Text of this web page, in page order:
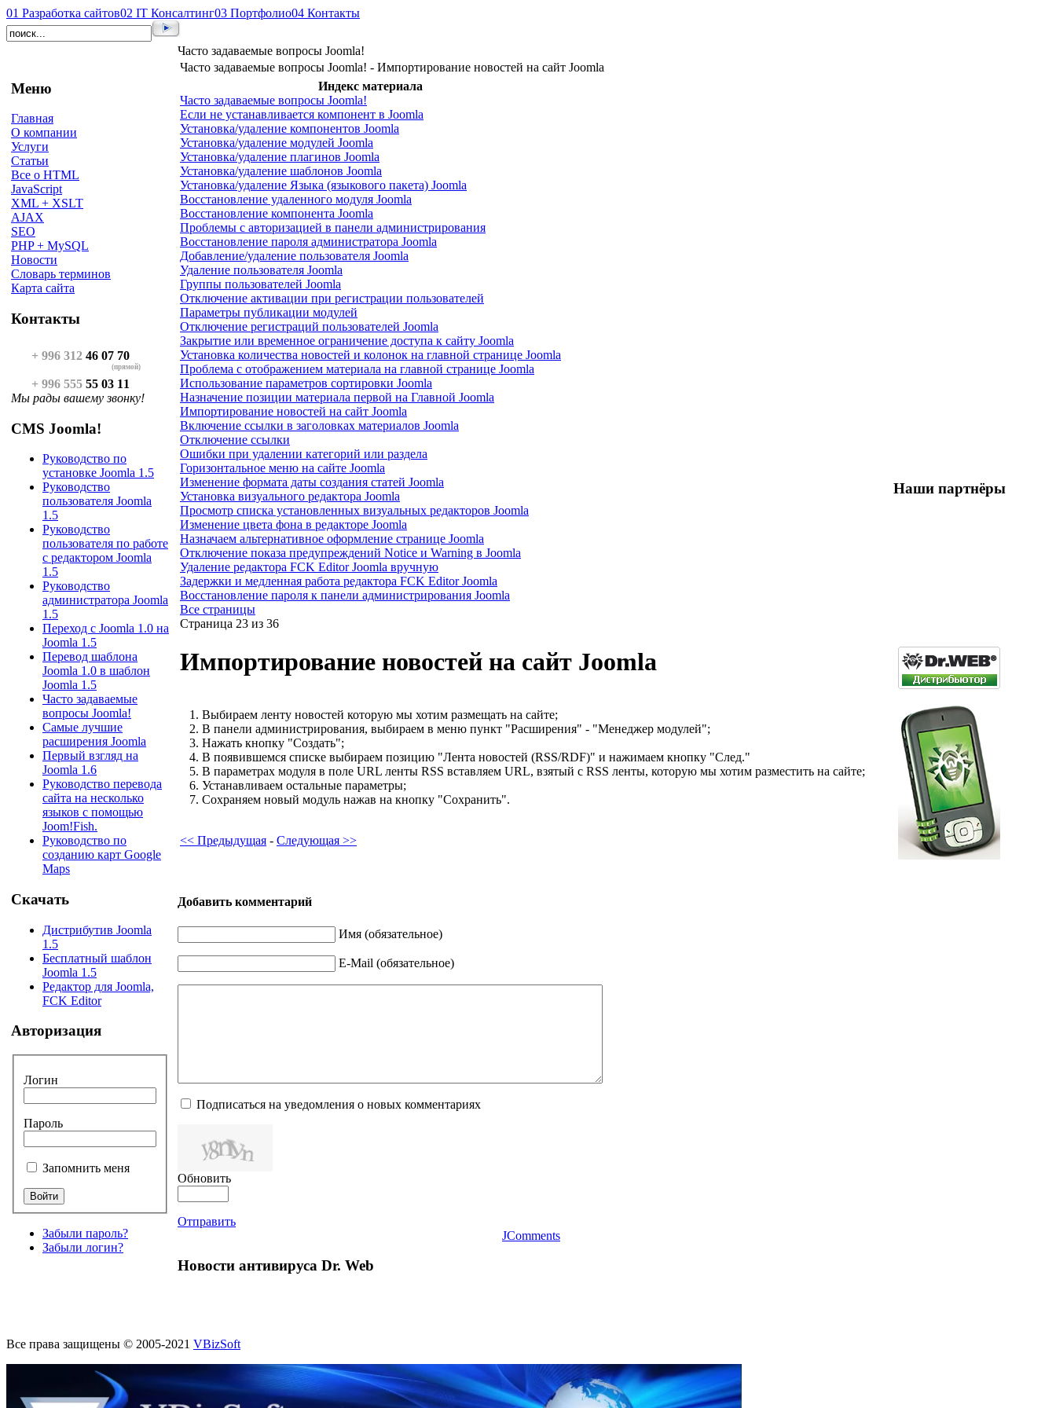
01 Разработка сайтов02 IT Консалтинг03 Портфолио04 Контакты
Меню
Главная
О компании
Услуги
Статьи
Все о HTML
JavaScript
XML + XSLT
AJAX
SEO
PHP + MySQL
Новости
Словарь терминов
Карта сайта
Контакты
+ 996 312 46 07 70
(прямой)
+ 996 555 55 03 11
Мы рады вашему звонку!
CMS Joomla!
Руководство по
установке Joomla 1.5
Руководство
пользователя Joomla
1.5
Руководство
пользователя по работе
с редактором Joomla
1.5
Руководство
администратора Joomla
1.5
Переход с Joomla 1.0 на
Joomla 1.5
Перевод шаблона
Joomla 1.0 в шаблон
Joomla 1.5
Часто задаваемые
вопросы Joomla!
Самые лучшие
расширения Joomla
Первый взгляд на
Joomla 1.6
Руководство перевода
сайта на несколько
языков с помощью
Joom!Fish.
Руководство по
созданию карт Google
Maps
Скачать
Дистрибутив Joomla
1.5
Бесплатный шаблон
Joomla 1.5
Редактор для Joomla,
FCK Editor
Авторизация
Логин
Пароль
Запомнить меня
Забыли пароль?
Забыли логин?
Часто задаваемые вопросы Joomla!
Часто задаваемые вопросы Joomla! - Импортирование новостей на сайт Joomla
Индекс материала
Часто задаваемые вопросы Joomla!
Если не устанавливается компонент в Joomla
Установка/удаление компонентов Joomla
Установка/удаление модулей Joomla
Установка/удаление плагинов Joomla
Установка/удаление шаблонов Joomla
Установка/удаление Языка (языкового пакета) Joomla
Восстановление удаленного модуля Joomla
Восстановление компонента Joomla
Проблемы с авторизацией в панели администрирования
Восстановление пароля администратора Joomla
Добавление/удаление пользователя Joomla
Удаление пользователя Joomla
Группы пользователей Joomla
Отключение активации при регистрации пользователей
Параметры публикации модулей
Отключение регистраций пользователей Joomla
Закрытие или временное ограничение доступа к сайту Joomla
Установка количества новостей и колонок на главной странице Joomla
Проблема с отображением материала на главной странице Joomla
Использование параметров сортировки Joomla
Назначение позиции материала первой на Главной Joomla
Импортирование новостей на сайт Joomla
Включение ссылки в заголовках материалов Joomla
Отключение ссылки
Ошибки при удалении категорий или раздела
Горизонтальное меню на сайте Joomla
Изменение формата даты создания статей Joomla
Установка визуального редактора Joomla
Просмотр списка установленных визуальных редакторов Joomla
Изменение цвета фона в редакторе Joomla
Назначаем альтернативное оформление странице Joomla
Отключение показа предупреждений Notice и Warning в Joomla
Удаление редактора FCK Editor Joomla вручную
Задержки и медленная работа редактора FCK Editor Joomla
Восстановление пароля к панели администрирования Joomla
Все страницы
Страница 23 из 36
Импортирование новостей на сайт Joomla
1. Выбираем ленту новостей которую мы хотим размещать на сайте;
2. В панели администрирования, выбираем в меню пункт "Расширения" - "Менеджер модулей";
3. Нажать кнопку "Создать";
4. В появившемся списке выбираем позицию "Лента новостей (RSS/RDF)" и нажимаем кнопку "След."
5. В параметрах модуля в поле URL ленты RSS вставляем URL, взятый с RSS ленты, которую мы хотим разместить на сайте;
6. Устанавливаем остальные параметры;
7. Сохраняем новый модуль нажав на кнопку "Сохранить".
<< Предыдущая - Следующая >>
Добавить комментарий
Имя (обязательное)
E-Mail (обязательное)
Подписаться на уведомления о новых комментариях
Обновить
Отправить
JComments
Новости антивируса Dr. Web
Наши партнёры
Все права защищены © 2005-2021 VBizSoft